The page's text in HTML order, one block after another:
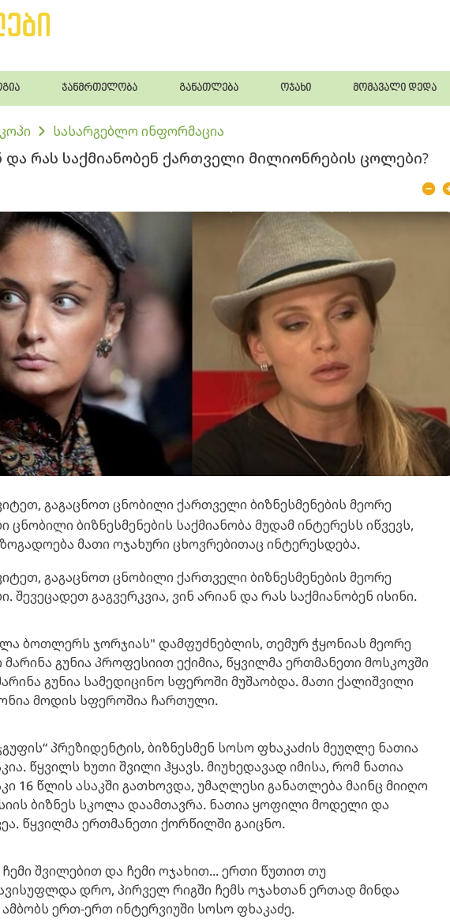
ჯანმრთელობა განათლება ოჯახი მომავალი დედა
სასარგებლო ინფორმაცია
და რას საქმიანობენ ქართველი მილიონრების ცოლები?
გაგაცნოთ ცნობილი ქართველი ბიზნესმენების მეორე
ცნობილი ბიზნესმენების საქმიანობა მუდამ ინტერესს იწვევს,
მათი ოჯახური ცხოვრებითაც ინტერესდება.
გაგაცნოთ ცნობილი ქართველი ბიზნესმენების მეორე
შევეცადეთ გაგვერკვია, ვინ არიან და რას საქმიანობენ ისინი.
ბოთლერს ჯორჯიას" დამფუძნებლის, თემურ ჭყონიას მეორე
მარინა გუნია პროფესიით ექიმია, წყვილმა ერთმანეთი მოსკოვში
გუნია სამედიცინო სფეროში მუშაობდა. მათი ქალიშვილი
მოდის სფეროშია ჩართული.
პრეზიდენტის, ბიზნესმენ სოსო ფხაკაძის მეუღლე ნათია
წყვილს ხუთი შვილი ჰყავს. მიუხედავად იმისა, რომ ნათია
16 წლის ასაკში გათხოვდა, უმაღლესი განათლება მაინც მიიღო
ბიზნეს სკოლა დაამთავრა. ნათია ყოფილი მოდელი და
წყვილმა ერთმანეთი ქორწილში გაიცნო.
ჩემი შვილებით და ჩემი ოჯახით... ერთი წუთით თუ
დრო, პირველ რიგში ჩემს ოჯახთან ერთად მინდა
ამბობს ერთ-ერთ ინტერვიუში სოსო ფხაკაძე.